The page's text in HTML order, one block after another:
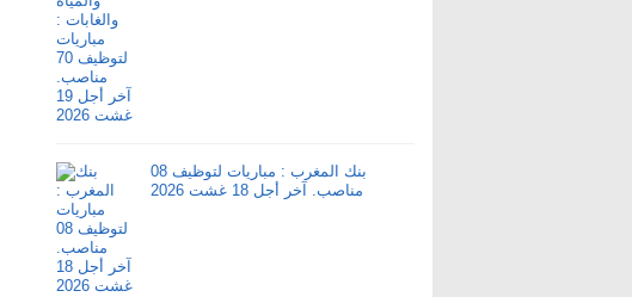
بنك المغرب : مباريات لتوظيف 08
مناصب. آخر أجل 18 غشت 2026